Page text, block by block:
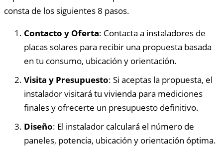
consta de los siguientes 8 pasos.
Contacto y Oferta: Contacta a instaladores de
placas solares para recibir una propuesta basada
en tu consumo, ubicación y orientación.
Visita y Presupuesto: Si aceptas la propuesta, el
instalador visitará tu vivienda para mediciones
finales y ofrecerte un presupuesto definitivo.
Diseño: El instalador calculará el número de
paneles, potencia, ubicación y orientación óptima.